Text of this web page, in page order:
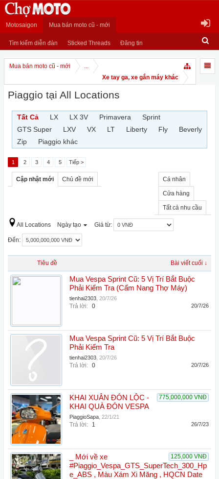
Motosaigon Mua bán moto cũ - mới
Tìm kiếm diễn đàn Sticked Threads Đăng tin
Mua bán moto cũ - mới
...
Xe tay ga, xe gắn máy khác
Piaggio tại All Locations
Tất Cả LX LX 3V Primavera
Sprint
GTS Super
LXV VX LT Liberty Fly
Beverly
Zip
Piaggio khác
1 2 3 4 5 Tiếp >
Cập nhật mới Chủ đề mới Cá nhân
Cửa hàng
Tất cả nhu cầu
All Locations Ngày tạo Giá từ:
Đến:
Tiêu đề Bài viết cuối ↓
Mua Vespa Sprint Cũ: 5 Vị Trí Bắt Buộc
Phải Kiểm Tra (Cẩm Nang Thợ Máy)
tienhai2303 20/7/26
Trả lời: 0 20/7/26
Mua Vespa Sprint Cũ: 5 Vị Trí Bắt Buộc
Phải Kiểm Tra
tienhai2303 20/7/26
Trả lời: 0 20/7/26
775,000,000 VNĐ
KHAI XUÂN ĐÓN LỘC -
KHAI QUÀ ĐÓN VESPA
PiaggioSapa 22/1/21
Trả lời: 1 26/7/23
125,000 VNĐ
_ Mới về xe
#Piaggio_Vespa_GTS_SuperTech_300_Hp
e_ABS , Màu Xám Xi Măng , HQCN Date